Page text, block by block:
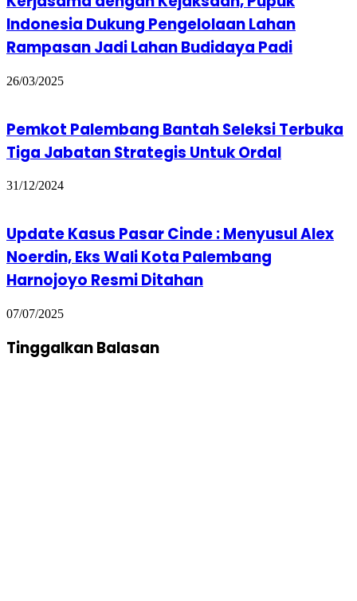
Indonesia Dukung Pengelolaan Lahan
Rampasan Jadi Lahan Budidaya Padi
26/03/2025
Pemkot Palembang Bantah Seleksi Terbuka
Tiga Jabatan Strategis Untuk Ordal
31/12/2024
Update Kasus Pasar Cinde : Menyusul Alex
Noerdin, Eks Wali Kota Palembang
Harnojoyo Resmi Ditahan
07/07/2025
Tinggalkan Balasan